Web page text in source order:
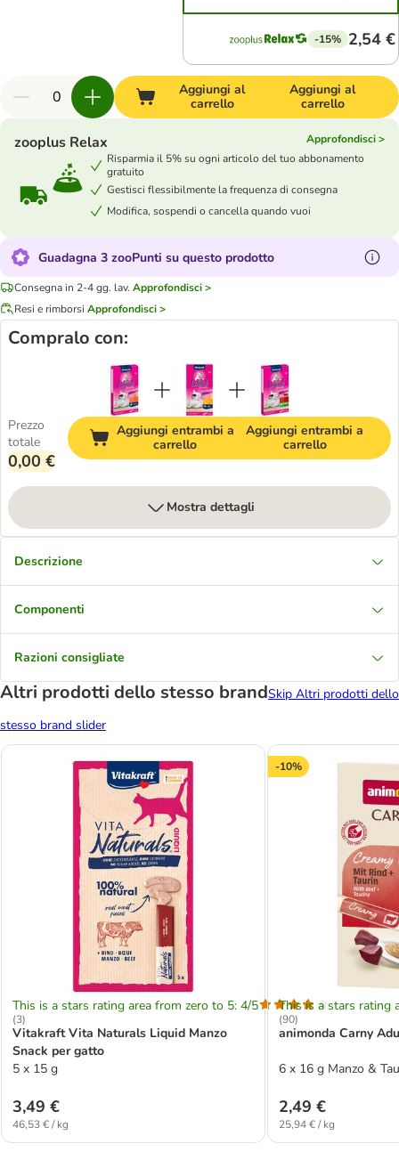
-15% 2,54 €
Aggiungi al
carrello
Aggiungi al
carrello
zooplus Relax
Approfondisci >
Risparmia il 5% su ogni articolo del tuo abbonamento
gratuito
Gestisci flessibilmente la frequenza di consegna
Modifica, sospendi o cancella quando vuoi
Guadagna 3 zooPunti su questo prodotto
Consegna in 2-4 gg. lav. Approfondisci >
Resi e rimborsi Approfondisci >
Compralo con:
Prezzo
totale
0,00 €
Aggiungi entrambi a
carrello
Aggiungi entrambi a
carrello
Mostra dettagli
Descrizione
Componenti
Razioni consigliate
Altri prodotti dello stesso brandSkip Altri prodotti dello
stesso brand slider
This is a stars rating area from zero to 5: 4/5
(3)
Vitakraft Vita Naturals Liquid Manzo
Snack per gatto
5 x 15 g
3,49 €
46,53 € / kg
-10%
This is a stars rating
(90)
animonda Carny
6 x 16 g Manzo &
2,49 €
25,94 € / kg